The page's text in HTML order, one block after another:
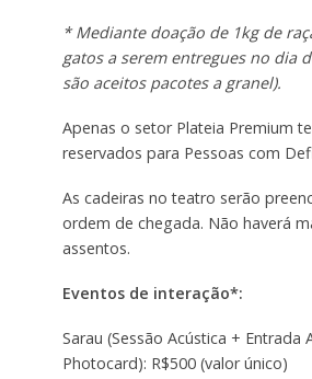
* Mediante doação de 1kg de
gatos a serem entregues no dia
são aceitos pacotes a granel).
Apenas o setor Plateia Premium
reservados para Pessoas com
As cadeiras no teatro serão
ordem de chegada. Não haverá
assentos.
Eventos de interação*:
Sarau (Sessão Acústica + Entrada
Photocard): R$500 (valor único)